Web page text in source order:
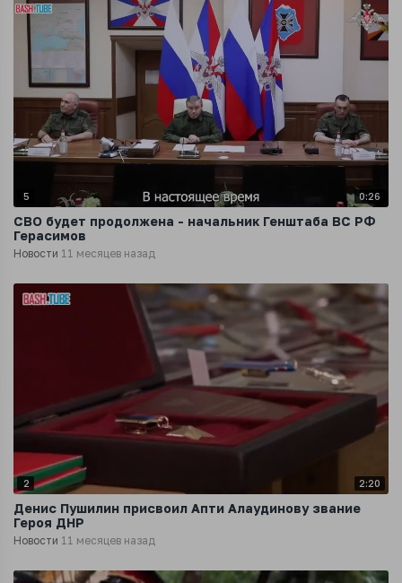
5 0:26
СВО будет продолжена - начальник Генштаба ВС РФ
Герасимов
Новости 11 месяцев назад
2 2:20
Денис Пушилин присвоил Апти Алаудинову звание
Героя ДНР
Новости 11 месяцев назад